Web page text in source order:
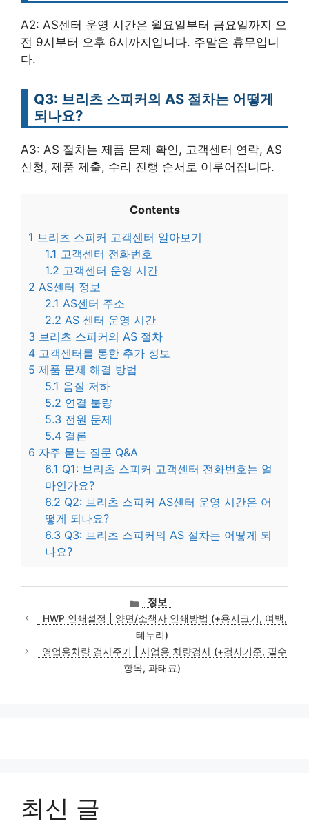
A2: AS센터 운영 시간은 월요일부터 금요일까지 오
전 9시부터 오후 6시까지입니다. 주말은 휴무입니
다.
Q3: 브리츠 스피커의 AS 절차는 어떻게
되나요?
A3: AS 절차는 제품 문제 확인, 고객센터 연락, AS
신청, 제품 제출, 수리 진행 순서로 이루어집니다.
Contents
1 브리츠 스피커 고객센터 알아보기
1.1 고객센터 전화번호
1.2 고객센터 운영 시간
2 AS센터 정보
2.1 AS센터 주소
2.2 AS 센터 운영 시간
3 브리츠 스피커의 AS 절차
4 고객센터를 통한 추가 정보
5 제품 문제 해결 방법
5.1 음질 저하
5.2 연결 불량
5.3 전원 문제
5.4 결론
6 자주 묻는 질문 Q&A
6.1 Q1: 브리츠 스피커 고객센터 전화번호는 얼
마인가요?
6.2 Q2: 브리츠 스피커 AS센터 운영 시간은 어
떻게 되나요?
6.3 Q3: 브리츠 스피커의 AS 절차는 어떻게 되
나요?
카
테
고
리
정보
HWP 인쇄설정 | 양면/소책자 인쇄방법 (+용지크기, 여백,
테두리)
영업용차량 검사주기 | 사업용 차량검사 (+검사기준, 필수
항목, 과태료)
최신 글